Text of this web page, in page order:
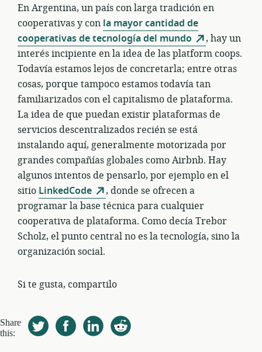
En Argentina, un país con larga tradición en
cooperativas y con la mayor cantidad de
cooperativas de tecnología del mundo
, hay un
interés incipiente en la idea de las platform coops.
Todavía estamos lejos de concretarla; entre otras
cosas, porque tampoco estamos todavía tan
familiarizados con el capitalismo de plataforma.
La idea de que puedan existir plataformas de
servicios descentralizados recién se está
instalando aquí, generalmente motorizada por
grandes compañías globales como Airbnb. Hay
algunos intentos de pensarlo, por ejemplo en el
sitio LinkedCode
, donde se ofrecen a
programar la base técnica para cualquier
cooperativa de plataforma. Como decía Trebor
Scholz, el punto central no es la tecnología, sino la
organización social.
Si te gusta, compartilo
Share
this: